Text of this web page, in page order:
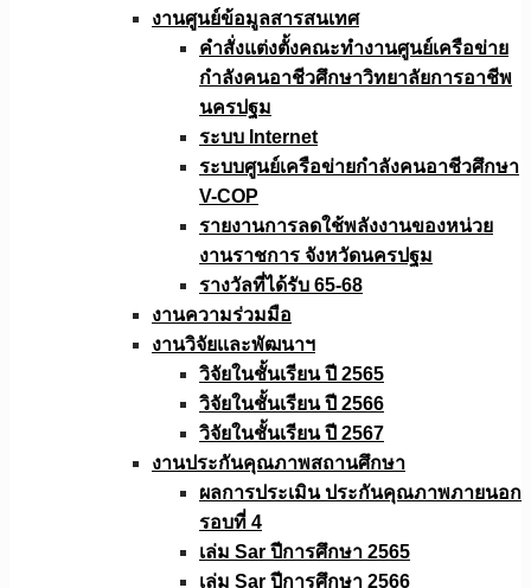
งานศูนย์ข้อมูลสารสนเทศ
คำสั่งแต่งตั้งคณะทำงานศูนย์เครือข่าย
กำลังคนอาชีวศึกษาวิทยาลัยการอาชีพ
นครปฐม
ระบบ Internet
ระบบศูนย์เครือข่ายกำลังคนอาชีวศึกษา
V-COP
รายงานการลดใช้พลังงานของหน่วย
งานราชการ จังหวัดนครปฐม
รางวัลที่ได้รับ 65-68
งานความร่วมมือ
งานวิจัยเเละพัฒนาฯ
วิจัยในชั้นเรียน ปี 2565
วิจัยในชั้นเรียน ปี 2566
วิจัยในชั้นเรียน ปี 2567
งานประกันคุณภาพสถานศึกษา
ผลการประเมิน ประกันคุณภาพภายนอก
รอบที่ 4
เล่ม Sar ปีการศึกษา 2565
เล่ม Sar ปีการศึกษา 2566